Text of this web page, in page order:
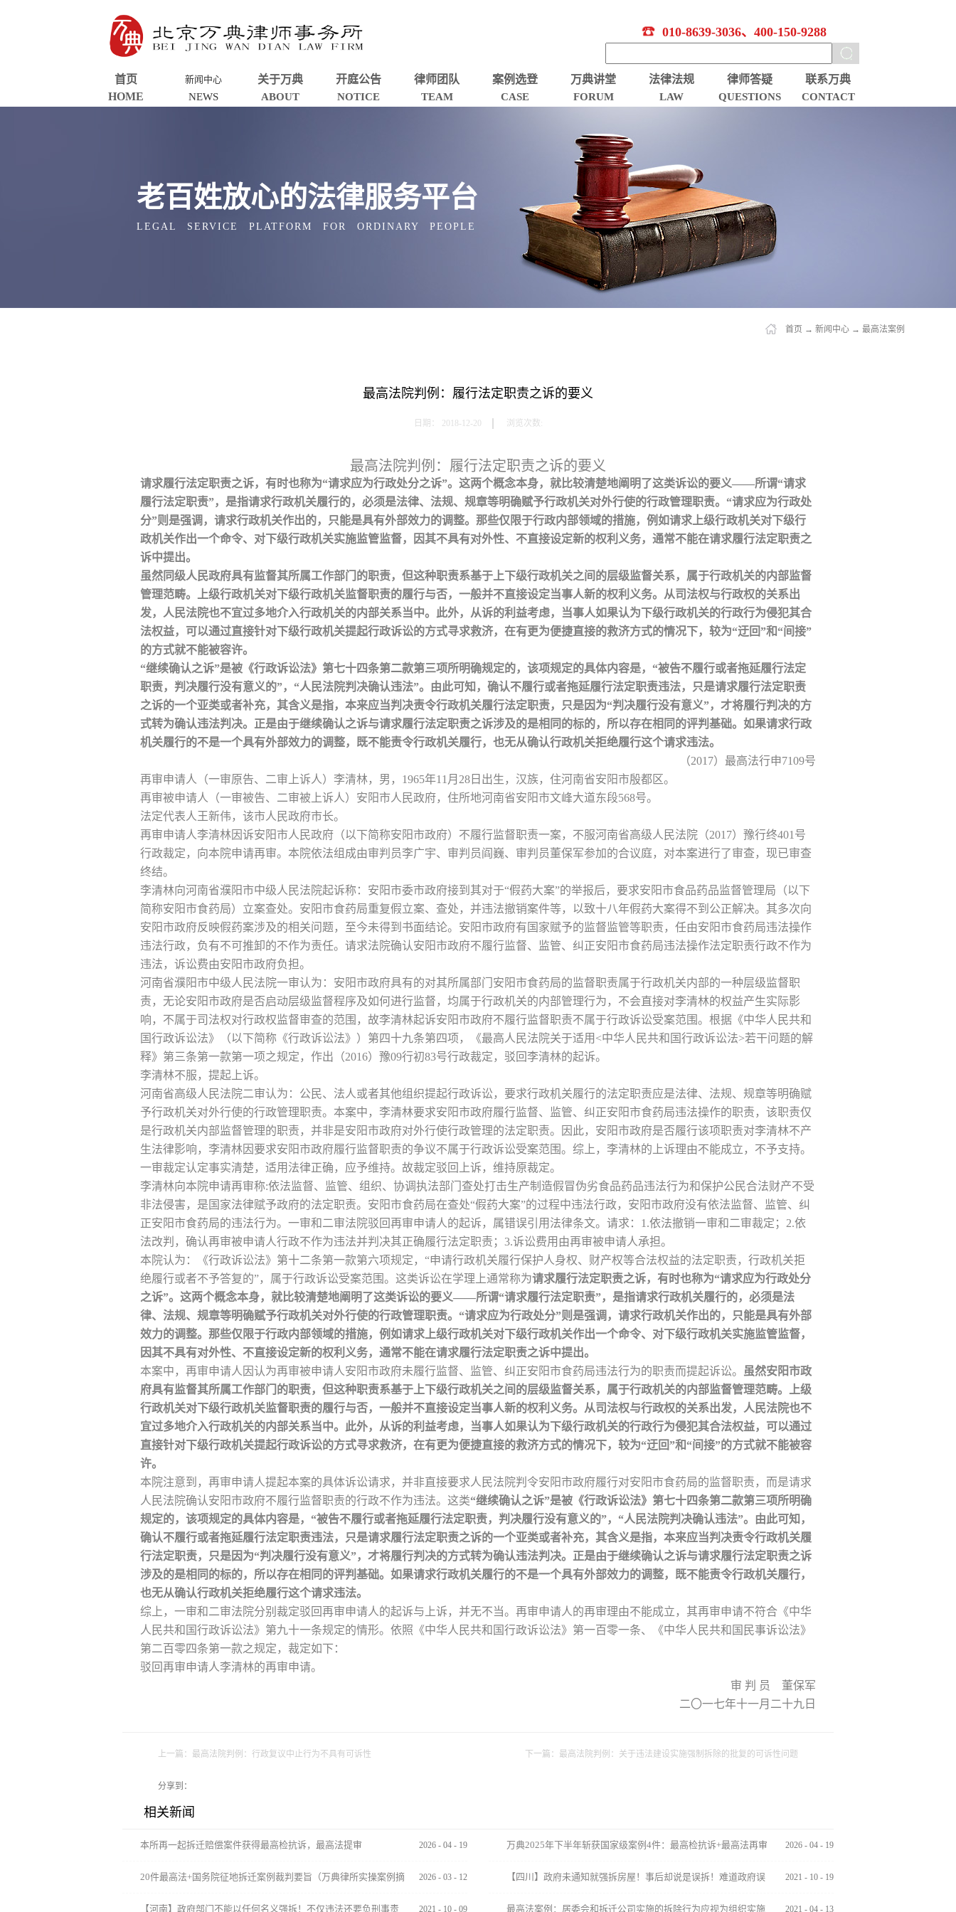
010-8639-3036、400-150-9288
首页
HOME
新闻中心
NEWS
关于万典
ABOUT
开庭公告
NOTICE
律师团队
TEAM
案例选登
CASE
万典讲堂
FORUM
法律法规
LAW
律师答疑
QUESTIONS
联系万典
CONTACT
老百姓放心的法律服务平台
LEGAL SERVICE PLATFORM FOR ORDINARY PEOPLE
首页 → 新闻中心 → 最高法案例
最高法院判例：履行法定职责之诉的要义
日期： 2018-12-20 浏览次数:
最高法院判例：履行法定职责之诉的要义
请求履行法定职责之诉，有时也称为“请求应为行政处分之诉”。这两个概念本身，就比较清楚地阐明了这类诉讼的要义——所谓“请求
履行法定职责”，是指请求行政机关履行的，必须是法律、法规、规章等明确赋予行政机关对外行使的行政管理职责。“请求应为行政处
分”则是强调，请求行政机关作出的，只能是具有外部效力的调整。那些仅限于行政内部领域的措施，例如请求上级行政机关对下级行
政机关作出一个命令、对下级行政机关实施监管监督，因其不具有对外性、不直接设定新的权利义务，通常不能在请求履行法定职责之
诉中提出。
虽然同级人民政府具有监督其所属工作部门的职责，但这种职责系基于上下级行政机关之间的层级监督关系，属于行政机关的内部监督
管理范畴。上级行政机关对下级行政机关监督职责的履行与否，一般并不直接设定当事人新的权利义务。从司法权与行政权的关系出
发，人民法院也不宜过多地介入行政机关的内部关系当中。此外，从诉的利益考虑，当事人如果认为下级行政机关的行政行为侵犯其合
法权益，可以通过直接针对下级行政机关提起行政诉讼的方式寻求救济，在有更为便捷直接的救济方式的情况下，较为“迂回”和“间接”
的方式就不能被容许。
“继续确认之诉”是被《行政诉讼法》第七十四条第二款第三项所明确规定的，该项规定的具体内容是，“被告不履行或者拖延履行法定
职责，判决履行没有意义的”，“人民法院判决确认违法”。由此可知，确认不履行或者拖延履行法定职责违法，只是请求履行法定职责
之诉的一个亚类或者补充，其含义是指，本来应当判决责令行政机关履行法定职责，只是因为“判决履行没有意义”，才将履行判决的方
式转为确认违法判决。正是由于继续确认之诉与请求履行法定职责之诉涉及的是相同的标的，所以存在相同的评判基础。如果请求行政
机关履行的不是一个具有外部效力的调整，既不能责令行政机关履行，也无从确认行政机关拒绝履行这个请求违法。
（2017）最高法行申7109号
再审申请人（一审原告、二审上诉人）李清林，男，1965年11月28日出生，汉族，住河南省安阳市殷都区。
再审被申请人（一审被告、二审被上诉人）安阳市人民政府，住所地河南省安阳市文峰大道东段568号。
法定代表人王新伟，该市人民政府市长。
再审申请人李清林因诉安阳市人民政府（以下简称安阳市政府）不履行监督职责一案，不服河南省高级人民法院（2017）豫行终401号
行政裁定，向本院申请再审。本院依法组成由审判员李广宇、审判员阎巍、审判员董保军参加的合议庭，对本案进行了审查，现已审查
终结。
李清林向河南省濮阳市中级人民法院起诉称：安阳市委市政府接到其对于“假药大案”的举报后，要求安阳市食品药品监督管理局（以下
简称安阳市食药局）立案查处。安阳市食药局重复假立案、查处，并违法撤销案件等，以致十八年假药大案得不到公正解决。其多次向
安阳市政府反映假药案涉及的相关问题，至今未得到书面结论。安阳市政府有国家赋予的监督监管等职责，任由安阳市食药局违法操作
违法行政，负有不可推卸的不作为责任。请求法院确认安阳市政府不履行监督、监管、纠正安阳市食药局违法操作法定职责行政不作为
违法，诉讼费由安阳市政府负担。
河南省濮阳市中级人民法院一审认为：安阳市政府具有的对其所属部门安阳市食药局的监督职责属于行政机关内部的一种层级监督职
责，无论安阳市政府是否启动层级监督程序及如何进行监督，均属于行政机关的内部管理行为，不会直接对李清林的权益产生实际影
响，不属于司法权对行政权监督审查的范围，故李清林起诉安阳市政府不履行监督职责不属于行政诉讼受案范围。根据《中华人民共和
国行政诉讼法》（以下简称《行政诉讼法》）第四十九条第四项，《最高人民法院关于适用<中华人民共和国行政诉讼法>若干问题的解
释》第三条第一款第一项之规定，作出（2016）豫09行初83号行政裁定，驳回李清林的起诉。
李清林不服，提起上诉。
河南省高级人民法院二审认为：公民、法人或者其他组织提起行政诉讼，要求行政机关履行的法定职责应是法律、法规、规章等明确赋
予行政机关对外行使的行政管理职责。本案中，李清林要求安阳市政府履行监督、监管、纠正安阳市食药局违法操作的职责，该职责仅
是行政机关内部监督管理的职责，并非是安阳市政府对外行使行政管理的法定职责。因此，安阳市政府是否履行该项职责对李清林不产
生法律影响，李清林因要求安阳市政府履行监督职责的争议不属于行政诉讼受案范围。综上，李清林的上诉理由不能成立，不予支持。
一审裁定认定事实清楚，适用法律正确，应予维持。故裁定驳回上诉，维持原裁定。
李清林向本院申请再审称:依法监督、监管、组织、协调执法部门查处打击生产制造假冒伪劣食品药品违法行为和保护公民合法财产不受
非法侵害，是国家法律赋予政府的法定职责。安阳市食药局在查处“假药大案”的过程中违法行政，安阳市政府没有依法监督、监管、纠
正安阳市食药局的违法行为。一审和二审法院驳回再审申请人的起诉，属错误引用法律条文。请求：1.依法撤销一审和二审裁定；2.依
法改判，确认再审被申请人行政不作为违法并判决其正确履行法定职责；3.诉讼费用由再审被申请人承担。
本院认为：《行政诉讼法》第十二条第一款第六项规定，“申请行政机关履行保护人身权、财产权等合法权益的法定职责，行政机关拒
绝履行或者不予答复的”，属于行政诉讼受案范围。这类诉讼在学理上通常称为请求履行法定职责之诉，有时也称为“请求应为行政处分
之诉”。这两个概念本身，就比较清楚地阐明了这类诉讼的要义——所谓“请求履行法定职责”，是指请求行政机关履行的，必须是法
律、法规、规章等明确赋予行政机关对外行使的行政管理职责。“请求应为行政处分”则是强调，请求行政机关作出的，只能是具有外部
效力的调整。那些仅限于行政内部领域的措施，例如请求上级行政机关对下级行政机关作出一个命令、对下级行政机关实施监管监督，
因其不具有对外性、不直接设定新的权利义务，通常不能在请求履行法定职责之诉中提出。
本案中，再审申请人因认为再审被申请人安阳市政府未履行监督、监管、纠正安阳市食药局违法行为的职责而提起诉讼。
虽然安阳市政
府具有监督其所属工作部门的职责，但这种职责系基于上下级行政机关之间的层级监督关系，属于行政机关的内部监督管理范畴。上级
行政机关对下级行政机关监督职责的履行与否，一般并不直接设定当事人新的权利义务。从司法权与行政权的关系出发，人民法院也不
宜过多地介入行政机关的内部关系当中。此外，从诉的利益考虑，当事人如果认为下级行政机关的行政行为侵犯其合法权益，可以通过
直接针对下级行政机关提起行政诉讼的方式寻求救济，在有更为便捷直接的救济方式的情况下，较为“迂回”和“间接”的方式就不能被容
许。
本院注意到，再审申请人提起本案的具体诉讼请求，并非直接要求人民法院判令安阳市政府履行对安阳市食药局的监督职责，而是请求
人民法院确认安阳市政府不履行监督职责的行政不作为违法。这类“继续确认之诉”是被《行政诉讼法》第七十四条第二款第三项所明确
规定的，该项规定的具体内容是，“被告不履行或者拖延履行法定职责，判决履行没有意义的”，“人民法院判决确认违法”。由此可知，
确认不履行或者拖延履行法定职责违法，只是请求履行法定职责之诉的一个亚类或者补充，其含义是指，本来应当判决责令行政机关履
行法定职责，只是因为“判决履行没有意义”，才将履行判决的方式转为确认违法判决。正是由于继续确认之诉与请求履行法定职责之诉
涉及的是相同的标的，所以存在相同的评判基础。如果请求行政机关履行的不是一个具有外部效力的调整，既不能责令行政机关履行，
也无从确认行政机关拒绝履行这个请求违法。
综上，一审和二审法院分别裁定驳回再审申请人的起诉与上诉，并无不当。再审申请人的再审理由不能成立，其再审申请不符合《中华
人民共和国行政诉讼法》第九十一条规定的情形。依照《中华人民共和国行政诉讼法》第一百零一条、《中华人民共和国民事诉讼法》
第二百零四条第一款之规定，裁定如下：
驳回再审申请人李清林的再审申请。
审 判 员 董保军
二〇一七年十一月二十九日
上一篇： 最高法院判例：行政复议中止行为不具有可诉性 下一篇： 最高法院判例：关于违法建设实施强制拆除的批复的可诉性问题
分享到：
相关新闻
本所再一起拆迁赔偿案件获得最高检抗诉，最高法提审 2026 - 04 - 19 万典2025年下半年斩获国家级案例4件：最高检抗诉+最高法再审
+国务院裁决
2026 - 04 - 19
20件最高法+国务院征地拆迁案例裁判要旨（万典律所实操案例摘 2026 - 03 - 12 【四川】政府未通知就强拆房屋！事后却说是误拆！难道政府误
拆就不赔了吗？
2021 - 10 - 19
【河南】政府部门不能以任何名义强拆！不仅违法还要负刑事责 2021 - 10 - 09 最高法案例：居委会和拆迁公司实施的拆除行为应视为组织实施 2021 - 04 - 13